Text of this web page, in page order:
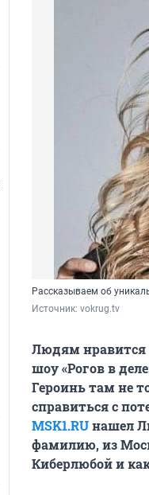
Рассказываем об
Источник: vokrug.tv
Людям нравится
шоу «Рогов в
Героинь там не
справиться с
MSK1.RUнашел
фамилию, из
Киберлюбой и